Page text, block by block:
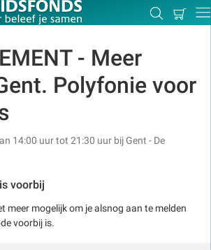
Zoeken
Mijn
- Meer
Polyfonie voor
14:00 uur tot 21:30 uur bij Gent - De
voorbij
meer mogelijk om je alsnog aan te melden
voorbij is.